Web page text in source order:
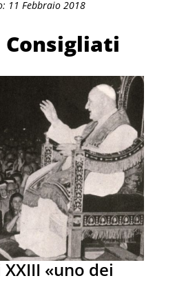
11 Febbraio 2018
«uno dei